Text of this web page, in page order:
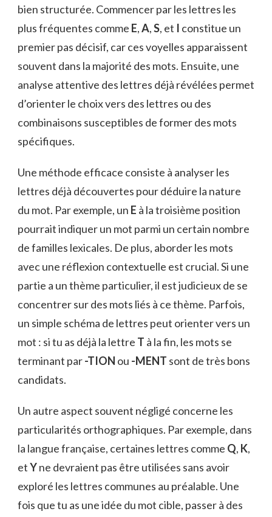
bien structurée. Commencer par les lettres les
plus fréquentes comme E,A,S, et I constitue un
premier pas décisif, car ces voyelles apparaissent
souvent dans la majorité des mots. Ensuite, une
analyse attentive des lettres déjà révélées permet
d’orienter le choix vers des lettres ou des
combinaisons susceptibles de former des mots
spécifiques.
Une méthode efficace consiste à analyser les
lettres déjà découvertes pour déduire la nature
du mot. Par exemple, un E à la troisième position
pourrait indiquer un mot parmi un certain nombre
de familles lexicales. De plus, aborder les mots
avec une réflexion contextuelle est crucial. Si une
partie a un thème particulier, il est judicieux de se
concentrer sur des mots liés à ce thème. Parfois,
un simple schéma de lettres peut orienter vers un
mot : si tu as déjà la lettre T à la fin, les mots se
terminant par-TION ou -MENT sont de très bons
candidats.
Un autre aspect souvent négligé concerne les
particularités orthographiques. Par exemple, dans
la langue française, certaines lettres comme Q, K,
etYne devraient pas être utilisées sans avoir
exploré les lettres communes au préalable. Une
fois que tu as une idée du mot cible, passer à des